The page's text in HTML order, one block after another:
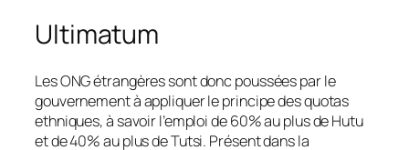
Ultimatum
Les ONG étrangères sont donc poussées par le
gouvernement à appliquer le principe des quotas
ethniques, à savoir l’emploi de 60% au plus de Hutu
et de 40% au plus de Tutsi. Présent dans la